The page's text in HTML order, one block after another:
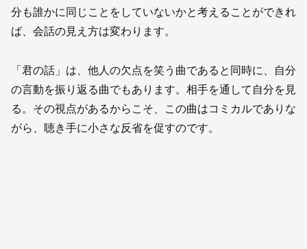
分も誰かに同じことをしていないかと考えることができれ
ば、会話の見え方は変わります。
「君の話」は、他人の欠点を笑う曲であると同時に、自分
の言動を振り返る曲でもあります。相手を通して自分を見
る。その視点があるからこそ、この曲はコミカルでありな
がら、聴き手に小さな反省を促すのです。